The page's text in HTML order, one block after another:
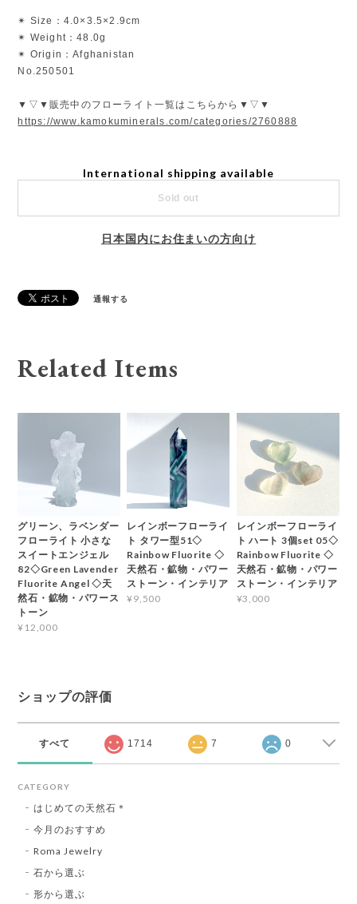
✴︎ Size：4.0×3.5×2.9cm
✴︎ Weight：48.0g
✴︎ Origin：Afghanistan
No.250501
▼▽▼販売中のフローライト一覧はこちらから▼▽▼
https://www.kamokuminerals.com/categories/2760888
International shipping available
Sold out
日本国内にお住まいの方向け
通報する
Related Items
グリーン、ラベンダー
フローライト 小さな
スイートエンジェル
82◇Green Lavender
Fluorite Angel ◇天
然石・鉱物・パワース
トーン
¥12,000
レインボーフローライ
ト タワー型51◇
Rainbow Fluorite ◇
天然石・鉱物・パワー
ストーン・インテリア
¥9,500
レインボーフローライ
ト ハート 3個set 05◇
Rainbow Fluorite ◇
天然石・鉱物・パワー
ストーン・インテリア
¥3,000
ショップの評価
すべて 1714 7 0
CATEGORY
はじめての天然石＊
今月のおすすめ
Roma Jewelry
石から選ぶ
形から選ぶ